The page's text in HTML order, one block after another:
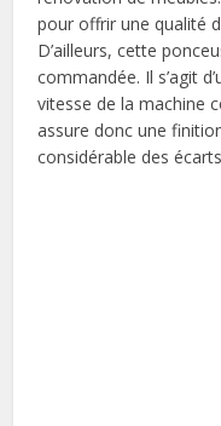
pour offrir une qualité
D’ailleurs, cette
commandée. Il s’agit
vitesse de la machine
assure donc une
considérable des